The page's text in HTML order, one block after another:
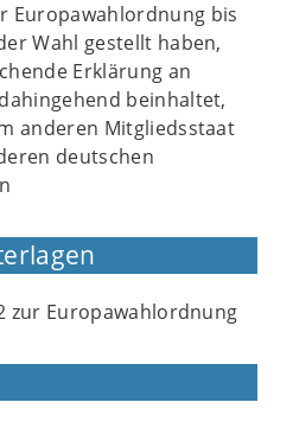
Europawahlordnung bis
Wahl gestellt haben,
Erklärung an
beinhaltet,
anderen Mitgliedsstaat
deutschen
zur Europawahlordnung